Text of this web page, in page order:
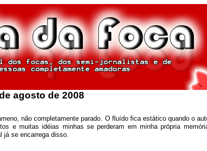
agosto de 2008
não completamente parado. O fluído fica estático quando o
e muitas idéias minhas se perderam em minha própria
já se encarrega disso.